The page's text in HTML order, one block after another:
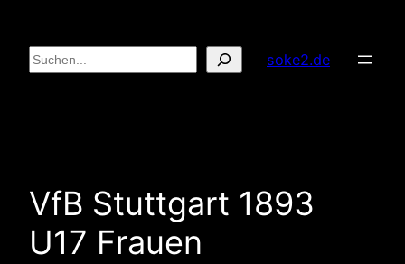
Inhalt
springen
Suchen soke2.de
VfB Stuttgart 1893
U17 Frauen